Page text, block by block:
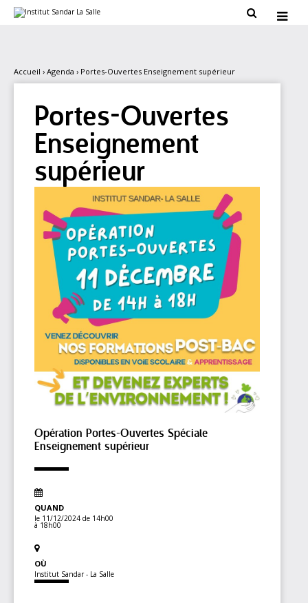
navigation
personnels
 
Accueil › Agenda › Portes-Ouvertes Enseignement supérieur
Portes-Ouvertes
Enseignement
supérieur
Opération Portes-Ouvertes Spéciale
Enseignement supérieur
QUAND
le 11/12/2024 de 14h00
à 18h00
OÙ
Institut Sandar - La Salle